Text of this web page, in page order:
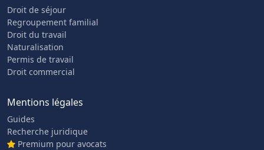
Droit de séjour
Regroupement familial
Droit du travail
Naturalisation
Permis de travail
Droit commercial
Mentions légales
Guides
Recherche juridique
Premium pour avocats